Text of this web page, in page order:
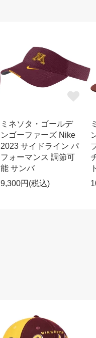
ミネソタ・ゴールデ
ンゴーファーズ Nike
2023 サイドライン パ
フォーマンス 調節可
能 サンバ
9,300円(税込)